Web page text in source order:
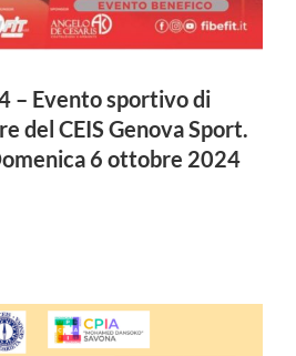
– Evento sportivo di
del CEIS Genova Sport.
6 ottobre 2024